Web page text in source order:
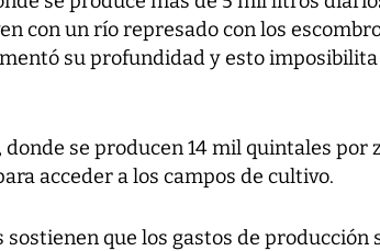
con un río represado con los
su profundidad y esto imposibilita
donde se producen 14 mil quintales por
acceder a los campos de cultivo.
que los gastos de producción